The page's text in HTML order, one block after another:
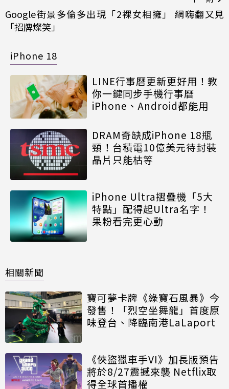
Google街景多倫多出現「2裸女相擁」 網嗨翻又見
「招牌燦笑」
iPhone 18
LINE行事曆更新更好用！教
你一鍵同步手機行事曆
iPhone、Android都能用
DRAM奇缺成iPhone 18瓶
頸！台積電10億美元待封裝
晶片只能枯等
iPhone Ultra摺疊機「5大
特點」配得起Ultra名字！
果粉看完更心動
相關新聞
寶可夢卡牌《綠寶石風暴》今
發售！「烈空坐舞龍」首度原
味登台、降臨南港LaLaport
《俠盜獵車手VI》加長版預告
將於8/27震撼來襲 Netflix取
得全球首播權